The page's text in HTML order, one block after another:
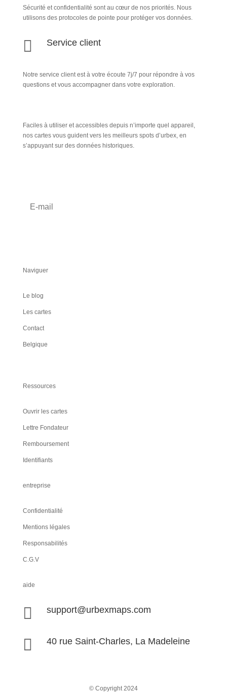
Sécurité et confidentialité sont au cœur de nos priorités. Nous
utilisons des protocoles de pointe pour protéger vos données.
 Service client
Notre service client est à votre écoute 7j/7 pour répondre à vos
questions et vous accompagner dans votre exploration.
Faciles à utiliser et accessibles depuis n’importe quel appareil,
nos cartes vous guident vers les meilleurs spots d’urbex, en
s’appuyant sur des données historiques.
Naviguer
Le blog
Les cartes
Contact
Belgique
Ressources
Ouvrir les cartes
Lettre Fondateur
Remboursement
Identifiants
entreprise
Confidentialité
Mentions légales
Responsabilités
C.G.V
aide
 support@urbexmaps.com
 40 rue Saint-Charles, La Madeleine
© Copyright 2024